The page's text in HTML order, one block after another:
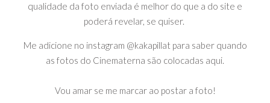
qualidade da foto enviada é melhor do que a do site e
poderá revelar, se quiser.
Me adicione no instagram @kakapillat para saber quando
as fotos do Cinematerna são colocadas aqui.
Vou amar se me marcar ao postar a foto!